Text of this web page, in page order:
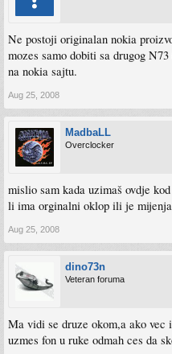
Ne postoji originalan nokia
mozes samo dobiti sa drugog
na nokia sajtu.
Aug 25, 2008
MadbaLL
Overclocker
mislio sam kada uzimaš ovdje
li ima orginalni oklop ili je
Aug 25, 2008
dino73n
Veteran foruma
Ma vidi se druze okom,a ako
uzmes fon u ruke odmah ces da